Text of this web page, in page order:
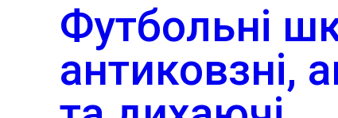
Футбольні
антиковзні,